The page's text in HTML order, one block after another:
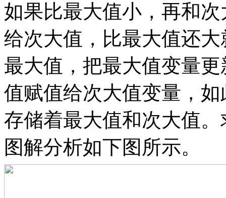
如果比最大值小，再和
给次大值，比最大值还
最大值，把最大值变量
值赋值给次大值变量，
存储着最大值和次大值
图解分析如下图所示。